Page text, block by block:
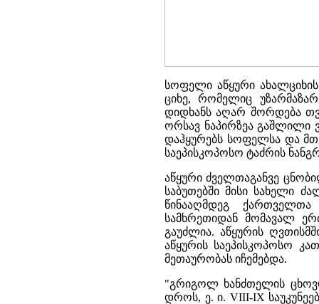
სოფელი აწყური
ციხე, რომელიც
დიდხანს აღარ შორდება
ორსავ ნაპირზეა გაშლილი
დაჰყურებს სოფელსა და
საეპისკოპოსო ტაძრის
აწყური ძველთაგანვე
საბუთებში მისი სახელი
წინააღმდეგ
სამხრეთიდან მომავალ
გაუძლია. აწყურის
აწყურის საეპისკოპოსო
მეთაურობას იჩემებდა.
"გრიგოლ ხანძთელის
დროს, ე. ი. VIII-IX